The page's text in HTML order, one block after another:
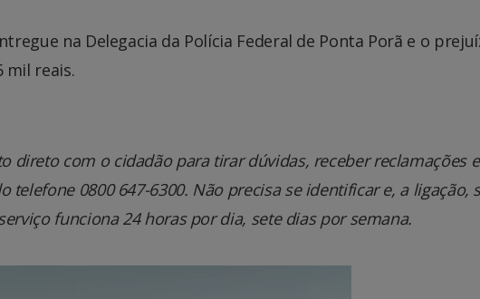
na Delegacia da Polícia Federal de Ponta Porã e o
mil reais.
direto com o cidadão para tirar dúvidas, receber reclamações e
telefone 0800 647-6300. Não precisa se identificar e, a ligação,
funciona 24 horas por dia, sete dias por semana.